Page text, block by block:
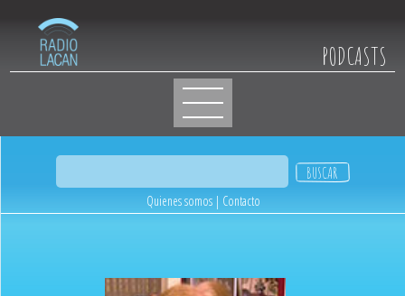
PODCASTS
Quienes somos| Contacto